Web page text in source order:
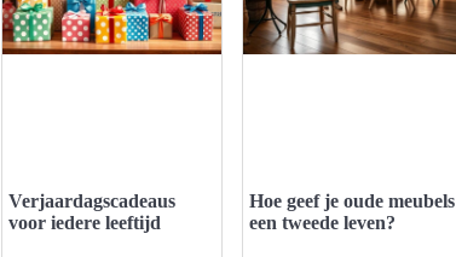
Verjaardagscadeaus
voor iedere leeftijd
Hoe geef je oude meubels
een tweede leven?